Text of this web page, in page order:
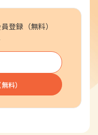
登録（無料）
無料）